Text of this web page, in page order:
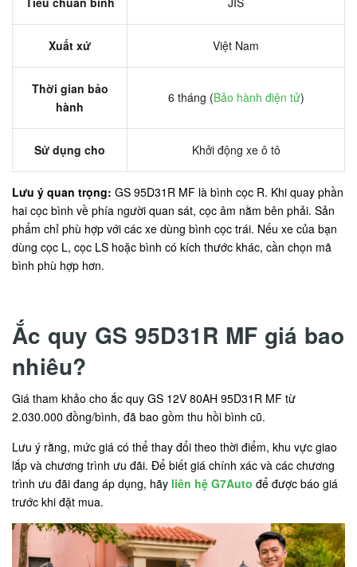
Xuất xứ Việt Nam
Thời gian bảo
hành
6 tháng (Bảo hành điện tử)
Sử dụng cho Khởi động xe ô tô
Lưu ý quan trọng: GS 95D31R MF là bình cọc R. Khi quay phần
hai cọc bình về phía người quan sát, cọc âm nằm bên phải. Sản
phẩm chỉ phù hợp với các xe dùng bình cọc trái. Nếu xe của bạn
dùng cọc L, cọc LS hoặc bình có kích thước khác, cần chọn mã
bình phù hợp hơn.
Ắc quy GS 95D31R MF giá bao
nhiêu?
Giá tham khảo cho ắc quy GS 12V 80AH 95D31R MF từ
2.030.000 đồng/bình, đã bao gồm thu hồi bình cũ.
Lưu ý rằng, mức giá có thể thay đổi theo thời điểm, khu vực giao
lắp và chương trình ưu đãi. Để biết giá chính xác và các chương
trình ưu đãi đang áp dụng, hãy liên hệ G7Auto để được báo giá
trước khi đặt mua.